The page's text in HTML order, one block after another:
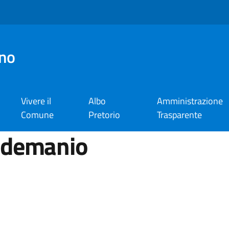
Vivere il
Comune
Albo
Pretorio
Amministrazione
Trasparente